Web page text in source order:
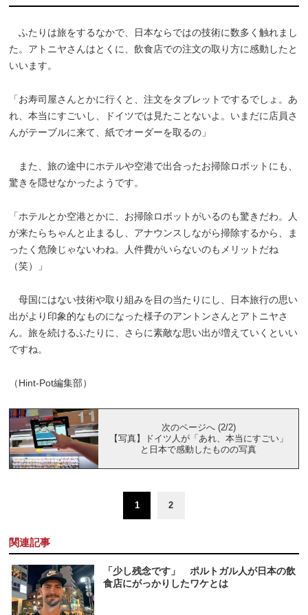
ふたりは旅をするなかで、日本ならではの技術に数多く触れまし
た。アトニヤさんはとくに、飲食店での注文の取り方に感動したと
いいます。
「お寿司屋さんとかに行くと、注文をタブレットでするでしょ。あ
れ、本当にすごいし、ドイツでは見たことないよ。いまだに店員さ
んがテーブルに来て、紙でオーダーを取るの」
また、旅の途中にホテルや空港で出合ったお掃除ロボットにも、
驚きを隠せなかったようです。
「ホテルとか空港とかに、お掃除ロボットがいるのも驚きだわ。人
が来たらちゃんと止まるし、アナウンスしながら掃除するから、ま
ったく危険じゃないわね。人件費がいらないのもメリットだね
（笑）」
母国にはない技術や取り組みを目の当たりにし、日本旅行の思い
出がより印象的なものになった様子のアントンさんとアトニヤさ
ん。旅を続けるふたりに、さらに素敵な思い出が増えていくといい
ですね。
（Hint-Pot編集部）
次のページへ (2/2)
【写真】ドイツ人が「あれ、本当にすごい」
と日本で感動したものの写真
1 2
関連記事
「少し残念です」 ポルトガル人が日本の飲
食店にがっかりしたワケとは